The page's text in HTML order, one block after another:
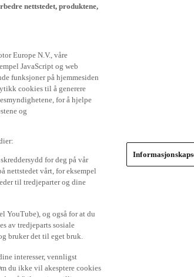
nettstedet, produktene,
Europe N.V., våre
JavaScript og web
funksjoner på hjemmesiden
cookies til å generere
for å hjelpe
og
for deg på vår
nettstedet vårt, for eksempel
til tredjeparter og dine
YouTube), og også for at du
av tredjeparts sosiale
bruker det til eget bruk.
interesser, vennligst
du ikke vil akesptere cookies